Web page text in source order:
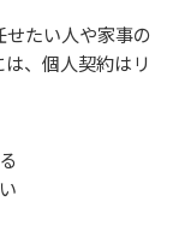
せたい人や家事の
、個人契約はリ